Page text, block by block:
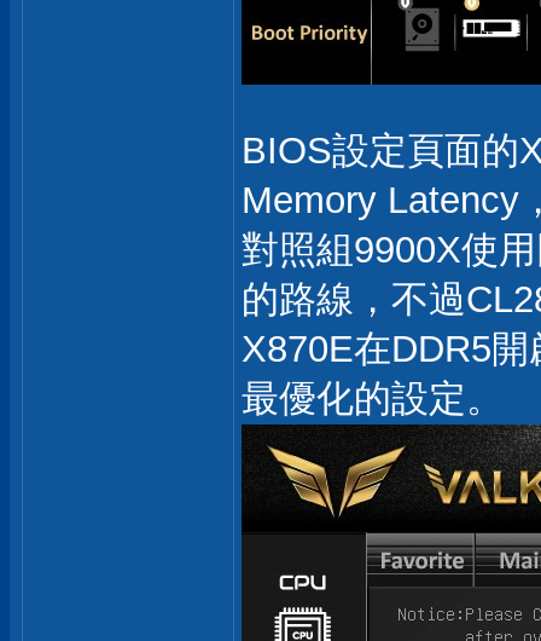
BIOS設定頁面的
Memory Latency
對照組9900X使
的路線，不過
X870E在DDR5
最優化的設定。